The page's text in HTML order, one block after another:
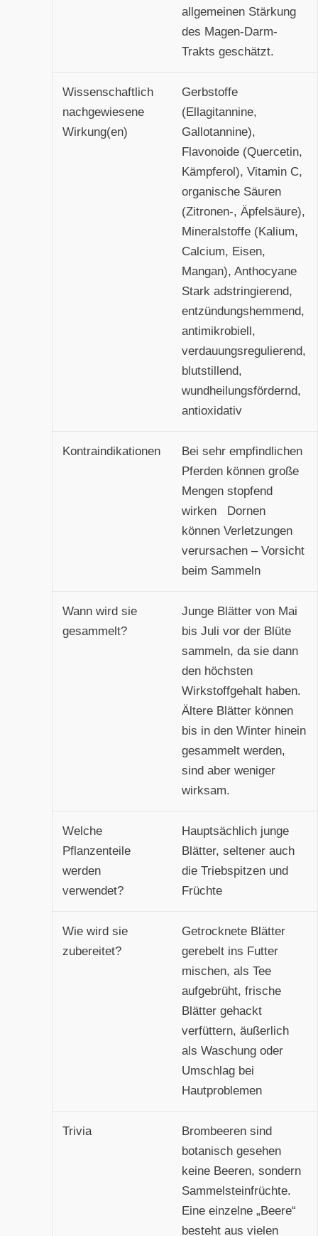
allgemeinen Stärkung
des Magen-Darm-
Trakts geschätzt.
Wissenschaftlich
nachgewiesene
Wirkung(en)
Gerbstoffe
(Ellagitannine,
Gallotannine),
Flavonoide (Quercetin,
Kämpferol), Vitamin C,
organische Säuren
(Zitronen-, Äpfelsäure),
Mineralstoffe (Kalium,
Calcium, Eisen,
Mangan), Anthocyane
Stark adstringierend,
entzündungshemmend,
antimikrobiell,
verdauungsregulierend,
blutstillend,
wundheilungsfördernd,
antioxidativ
Kontraindikationen
Bei sehr empfindlichen
Pferden können große
Mengen stopfend
wirken Dornen
können Verletzungen
verursachen – Vorsicht
beim Sammeln
Wann wird sie
gesammelt?
Junge Blätter von Mai
bis Juli vor der Blüte
sammeln, da sie dann
den höchsten
Wirkstoffgehalt haben.
Ältere Blätter können
bis in den Winter hinein
gesammelt werden,
sind aber weniger
wirksam.
Welche
Pflanzenteile
werden
verwendet?
Hauptsächlich junge
Blätter, seltener auch
die Triebspitzen und
Früchte
Wie wird sie
zubereitet?
Getrocknete Blätter
gerebelt ins Futter
mischen, als Tee
aufgebrüht, frische
Blätter gehackt
verfüttern, äußerlich
als Waschung oder
Umschlag bei
Hautproblemen
Trivia
Brombeeren sind
botanisch gesehen
keine Beeren, sondern
Sammelsteinfrüchte.
Eine einzelne „Beere“
besteht aus vielen